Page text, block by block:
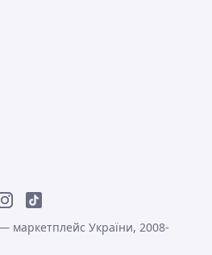
маркетплейс України, 2008-